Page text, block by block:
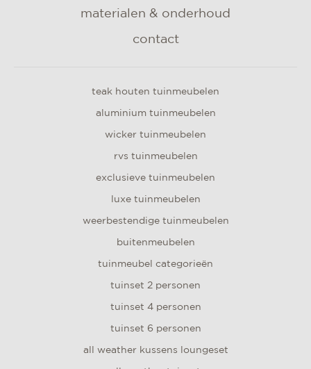
materialen & onderhoud
contact
teak houten tuinmeubelen
aluminium tuinmeubelen
wicker tuinmeubelen
rvs tuinmeubelen
exclusieve tuinmeubelen
luxe tuinmeubelen
weerbestendige tuinmeubelen
buitenmeubelen
tuinmeubel categorieën
tuinset 2 personen
tuinset 4 personen
tuinset 6 personen
all weather kussens loungeset